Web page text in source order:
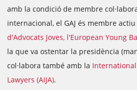
amb la condició de membre
internacional, el GAJ és membre
d'Advocats Joves, l'European Young
la que va ostentar la presidència
col·labora també amb la
Lawyers (AIJA).